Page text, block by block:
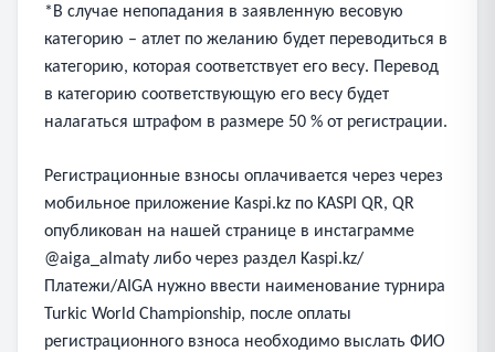
*В случае непопадания в заявленную весовую
категорию – атлет по желанию будет переводиться в
категорию, которая соответствует его весу. Перевод
в категорию соответствующую его весу будет
налагаться штрафом в размере 50 % от регистрации.
Регистрационные взносы оплачивается через через
мобильное приложение Kaspi.kz по KASPI QR, QR
опубликован на нашей странице в инстаграмме
@aiga_almaty либо через раздел Kaspi.kz/
Платежи/AIGA нужно ввести наименование турнира
Turkic World Championship, после оплаты
регистрационного взноса необходимо выслать ФИО